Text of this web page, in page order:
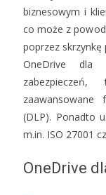
biznesowym i
co może z
poprzez skrzynkę
OneDrive dla
(DLP). Ponadto
m.in. ISO 27001
OneDrive